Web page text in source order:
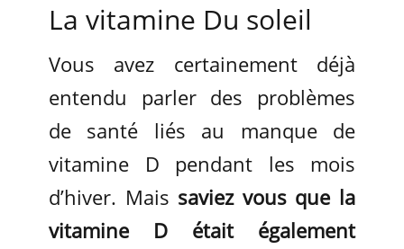
La vitamine Du soleil
Vous avez certainement déjà
entendu parler des problèmes
de santé liés au manque de
vitamine D pendant les mois
d’hiver. Mais saviez vous que la
vitamine D était également